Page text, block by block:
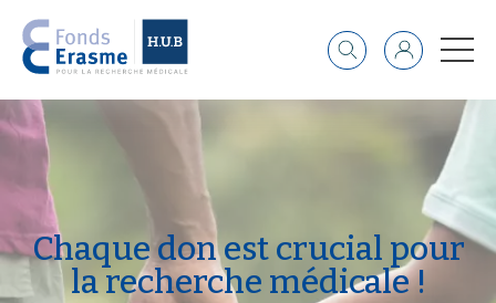
RechercheIdentifiant
Chaque don est crucial
Chaque don est crucial pour
la recherche médicale !